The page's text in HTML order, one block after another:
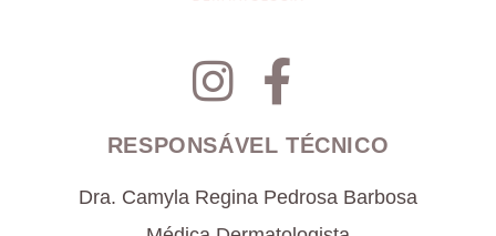
RESPONSÁVEL TÉCNICO
Dra. Camyla Regina Pedrosa Barbosa